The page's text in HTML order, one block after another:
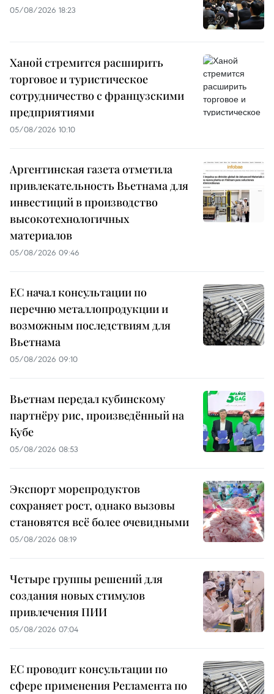
05/08/2026 18:23
Ханой стремится расширить
торговое и туристическое
сотрудничество с французскими
предприятиями
05/08/2026 10:10
Аргентинская газета отметила
привлекательность Вьетнама для
инвестиций в производство
высокотехнологичных
материалов
05/08/2026 09:46
ЕС начал консультации по
перечню металлопродукции и
возможным последствиям для
Вьетнама
05/08/2026 09:10
Вьетнам передал кубинскому
партнёру рис, произведённый на
Кубе
05/08/2026 08:53
Экспорт морепродуктов
сохраняет рост, однако вызовы
становятся всё более очевидными
05/08/2026 08:19
Четыре группы решений для
создания новых стимулов
привлечения ПИИ
05/08/2026 07:04
ЕС проводит консультации по
сфере применения Регламента по